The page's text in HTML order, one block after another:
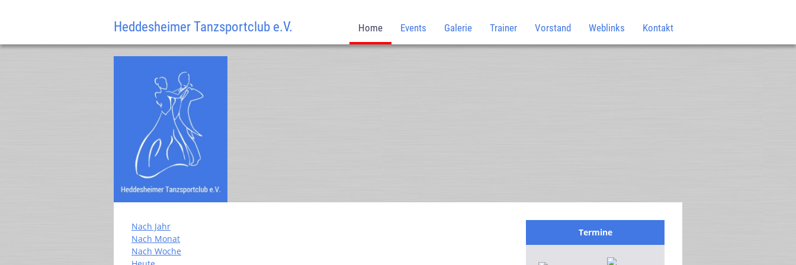
Heddesheimer Tanzsportclub e.V. Home Events Galerie Trainer Vorstand Weblinks Kontakt
Nach Jahr
Nach Monat
Nach Woche
Termine